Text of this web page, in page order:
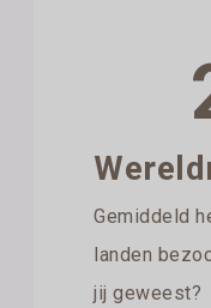
Gemiddeld
landen
jij geweest?